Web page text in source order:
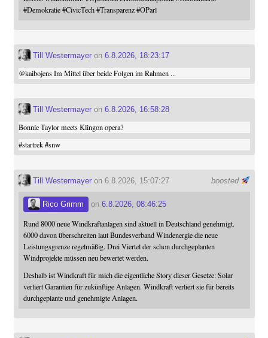
#Demokratie #CivicTech #Transparenz #OParl
Till Westermayeron 6.8.2026, 18:23:17
@kaibojensIm Mittel über beide Folgen im Rahmen ...
Till Westermayeron 6.8.2026, 16:58:28
Bonnie Taylor meets Klingon opera?
#startrek #snw
boosted
Till Westermayeron 6.8.2026, 15:07:27
Rico Grimm on 6.8.2026, 08:46:25
Rund 8000 neue Windkraftanlagen sind aktuell in Deutschland genehmigt.
6000 davon überschreiten laut Bundesverband Windenergie die neue
Leistungsgrenze regelmäßig. Drei Viertel der schon durchgeplanten
Windprojekte müssen neu bewertet werden.
Deshalb ist Windkraft für mich die eigentliche Story dieser Gesetze: Solar
verliert Garantien für zukünftige Anlagen. Windkraft verliert sie für bereits
durchgeplante und genehmigte Anlagen.